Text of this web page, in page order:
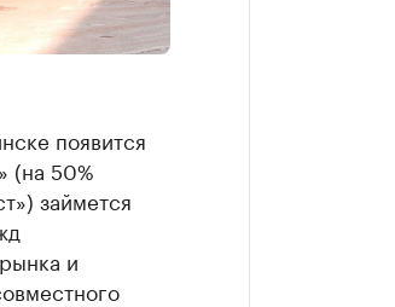
появится
(на 50%
займется
и